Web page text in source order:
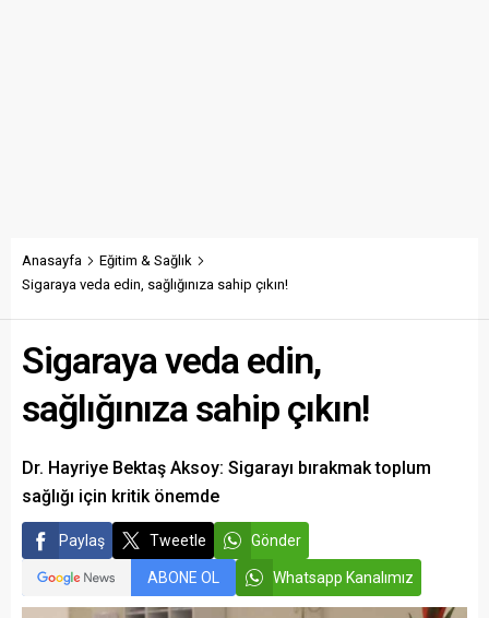
Anasayfa
Eğitim & Sağlık
Sigaraya veda edin, sağlığınıza sahip çıkın!
Sigaraya veda edin,
sağlığınıza sahip çıkın!
Dr. Hayriye Bektaş Aksoy: Sigarayı bırakmak toplum
sağlığı için kritik önemde
Paylaş Tweetle Gönder
ABONE OL Whatsapp Kanalımız